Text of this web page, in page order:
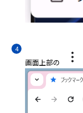
画面上部の